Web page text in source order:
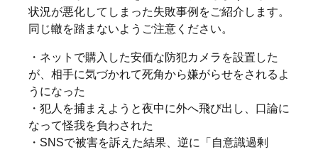
状況が悪化してしまった失敗事例をご紹介します。
同じ轍を踏まないようご注意ください。
・ネットで購入した安価な防犯カメラを設置した
が、相手に気づかれて死角から嫌がらせをされるよ
うになった
・犯人を捕まえようと夜中に外へ飛び出し、口論に
なって怪我を負わされた
・SNSで被害を訴えた結果、逆に「自意識過剰